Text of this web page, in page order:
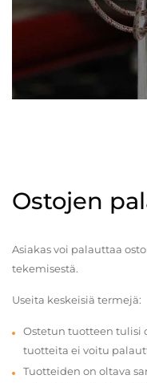
Ostojen
Asiakas voi palauttaa
tekemisestä.
Useita keskeisiä termejä:
Ostetun tuotteen tulisi
tuotteita ei voitu
Tuotteiden on oltava